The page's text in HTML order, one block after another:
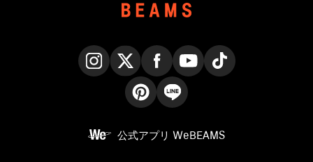
公式アプリ WeBEAMS